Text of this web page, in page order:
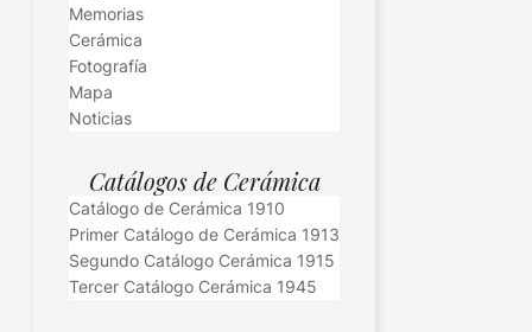
Memorias
Cerámica
Fotografía
Mapa
Noticias
Catálogos de Cerámica
Catálogo de Cerámica 1910
Primer Catálogo de Cerámica 1913
Segundo Catálogo Cerámica 1915
Tercer Catálogo Cerámica 1945